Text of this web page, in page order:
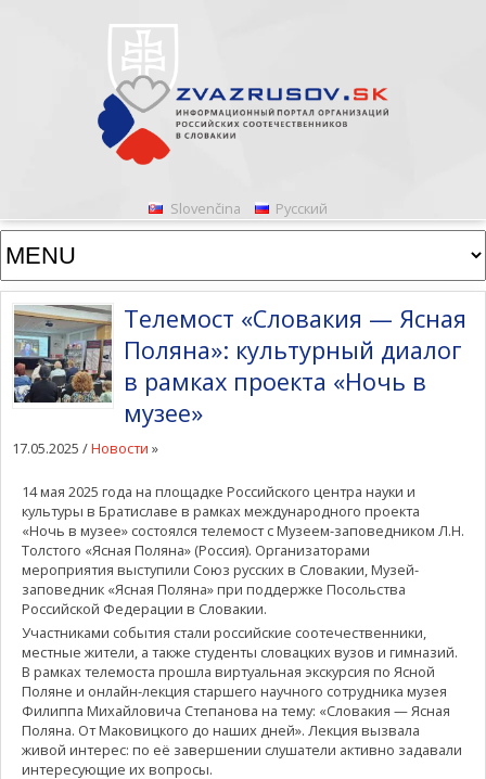
Slovenčina Русский
Телемост «Словакия — Ясная
Поляна»: культурный диалог
в рамках проекта «Ночь в
музее»
17.05.2025 /Новости »
14 мая 2025 года на площадке Российского центра науки и
культуры в Братиславе в рамках международного проекта
«Ночь в музее» состоялся телемост с Музеем-заповедником Л.Н.
Толстого «Ясная Поляна» (Россия). Организаторами
мероприятия выступили Союз русских в Словакии, Музей-
заповедник «Ясная Поляна» при поддержке Посольства
Российской Федерации в Словакии.
Участниками события стали российские соотечественники,
местные жители, а также студенты словацких вузов и гимназий.
В рамках телемоста прошла виртуальная экскурсия по Ясной
Поляне и онлайн-лекция старшего научного сотрудника музея
Филиппа Михайловича Степанова на тему: «Словакия — Ясная
Поляна. От Маковицкого до наших дней». Лекция вызвала
живой интерес: по её завершении слушатели активно задавали
интересующие их вопросы.